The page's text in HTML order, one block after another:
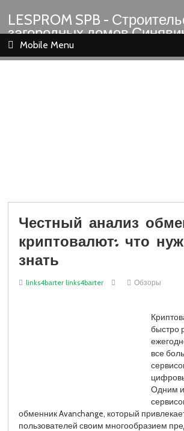
LESPROM SPB -
загородных домов
Шлиссельбург Кировск
Mobile Menu
Честный анализ
криптовалют: что
знать
links4barter links4barter Обзоры
быстро
все
Одним
обменник Avanchange, который
пользователей своим многообразием